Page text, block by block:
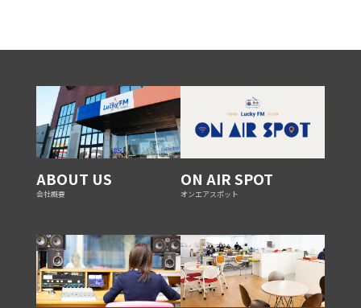
ABOUT US
会社概要
ON AIR SPOT
オンエアスポット